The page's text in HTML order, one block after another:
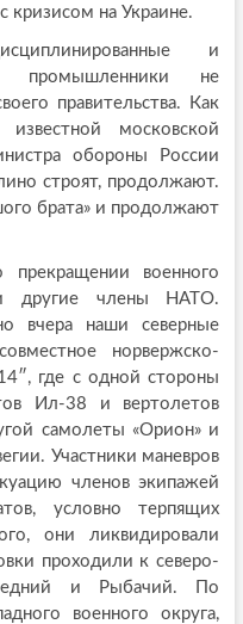
кризисом на Украине.
и
промышленники не
правительства. Как
московской
обороны России
строят, продолжают.
брата» и продолжают
военного
и другие члены НАТО.
вчера наши северные
норвержско-
где с одной стороны
Ил-38 и вертолетов
самолеты «Орион» и
Участники маневров
членов экипажей
условно терпящих
они ликвидировали
проходили к северо-
и Рыбачий. По
военного округа,